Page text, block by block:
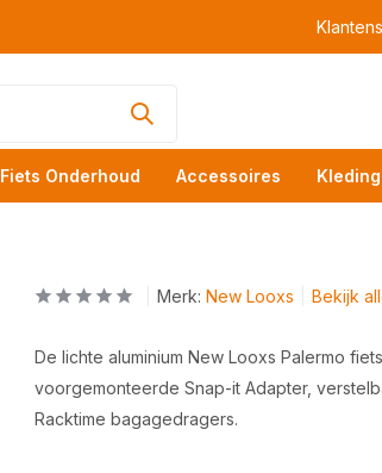
Fiets Onderhoud Accessoires Kleding
Merk: New Looxs Bekijk
De lichte aluminium New Looxs Palermo
voorgemonteerde Snap-it Adapter,
Racktime bagagedragers.